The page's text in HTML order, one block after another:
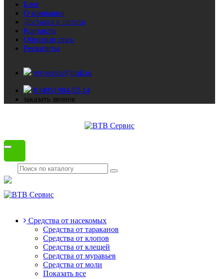
Блог
О компании
Доставка и оплата
Контакты
Обратная связь
Реквизиты
vtv-servis@mail.ru
8 (495) 984-53-14
заказать звонок
Средства от насекомых
Средства от тараканов
Средства от клопов
Средства от клещей
Средства от муравьев
Средства от моли
Показать все